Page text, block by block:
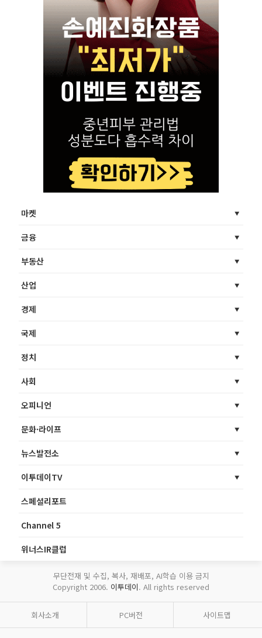
마켓
금융
부동산
산업
경제
국제
정치
사회
오피니언
문화·라이프
뉴스발전소
이투데이TV
스페셜리포트
Channel 5
위너스IR클럽
무단전재 및 수집, 복사, 재배포, AI학습 이용 금지
Copyright 2006. 이투데이. All rights reserved
회사소개 PC버전 사이트맵